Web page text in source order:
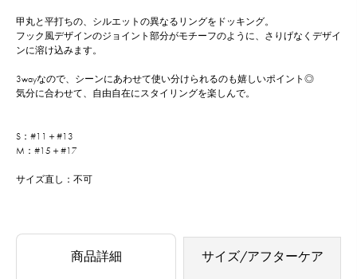
甲丸と平打ちの、シルエットの異なるリングをドッキング。
フック風デザインのジョイント部分がモチーフのように、さりげなくデザイ
ンに溶け込みます。
3wayなので、シーンにあわせて使い分けられるのも嬉しいポイント◎
気分に合わせて、自由自在にスタイリングを楽しんで。
S：#11＋#13
M：#15＋#17
サイズ直し：不可
商品詳細 サイズ/アフターケア